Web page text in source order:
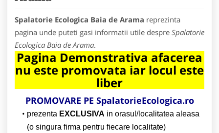
Spalatorie Ecologica Baia de Arama reprezinta
pagina unde puteti gasi informatii utile despre Spalatorie
Ecologica Baia de Arama.
Pagina Demonstrativa afacerea
nu este promovata iar locul este
liber
PROMOVARE PE SpalatorieEcologica.ro
prezenta EXCLUSIVA in orasul/localitatea aleasa
(o singura firma pentru fiecare localitate)